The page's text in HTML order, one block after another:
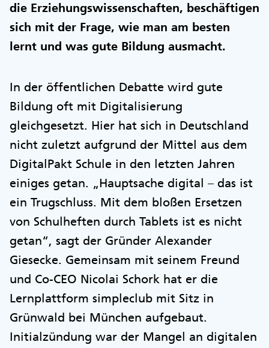
die Erziehungswissenschaften, beschäftigen
sich mit der Frage, wie man am besten
lernt und was gute Bildung ausmacht.
In der öffentlichen Debatte wird gute
Bildung oft mit Digitalisierung
gleichgesetzt. Hier hat sich in Deutschland
nicht zuletzt aufgrund der Mittel aus dem
DigitalPakt Schule in den letzten Jahren
einiges getan. „Hauptsache digital – das ist
ein Trugschluss. Mit dem bloßen Ersetzen
von Schulheften durch Tablets ist es nicht
getan“, sagt der Gründer Alexander
Giesecke. Gemeinsam mit seinem Freund
und Co-CEO Nicolai Schork hat er die
Lernplattform simpleclub mit Sitz in
Grünwald bei München aufgebaut.
Initialzündung war der Mangel an digitalen